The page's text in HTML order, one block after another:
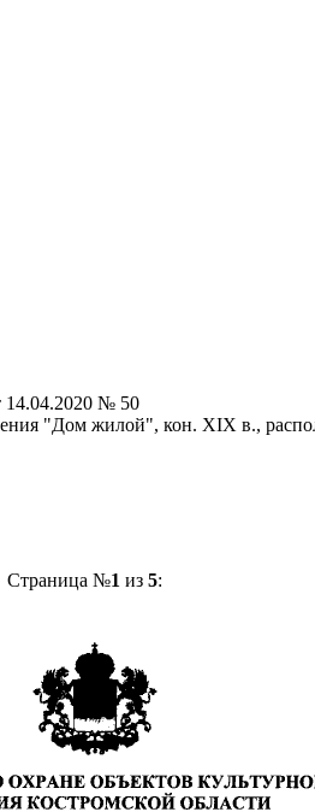
14.04.2020 № 50
"Дом жилой", кон. ХIХ в.,
Страница №1 из 5: